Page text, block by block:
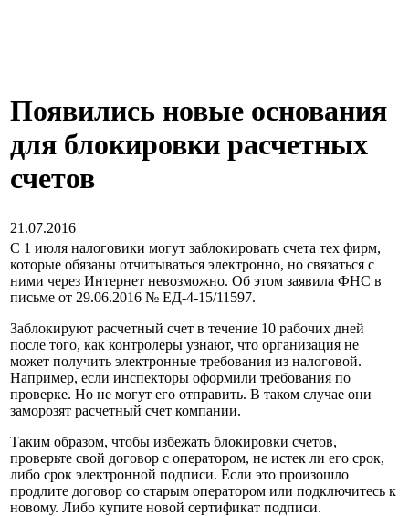
Появились новые основания
для блокировки расчетных
счетов
21.07.2016
С 1 июля налоговики могут заблокировать счета тех фирм,
которые обязаны отчитываться электронно, но связаться с
ними через Интернет невозможно. Об этом заявила ФНС в
письме от 29.06.2016 № ЕД-4-15/11597.
Заблокируют расчетный счет в течение 10 рабочих дней
после того, как контролеры узнают, что организация не
может получить электронные требования из налоговой.
Например, если инспекторы оформили требования по
проверке. Но не могут его отправить. В таком случае они
заморозят расчетный счет компании.
Таким образом, чтобы избежать блокировки счетов,
проверьте свой договор с оператором, не истек ли его срок,
либо срок электронной подписи. Если это произошло
продлите договор со старым оператором или подключитесь к
новому. Либо купите новой сертификат подписи.